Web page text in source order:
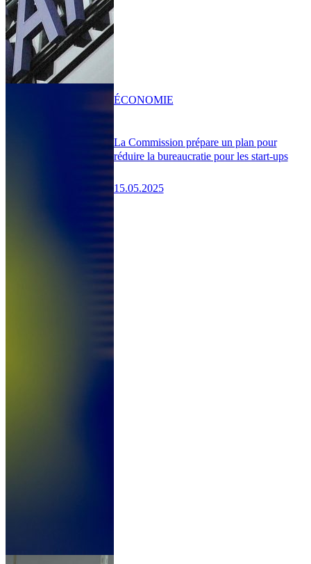
La Commission prépare un plan pour
réduire la bureaucratie pour les start-ups
15.05.2025
ÉCONOMIE